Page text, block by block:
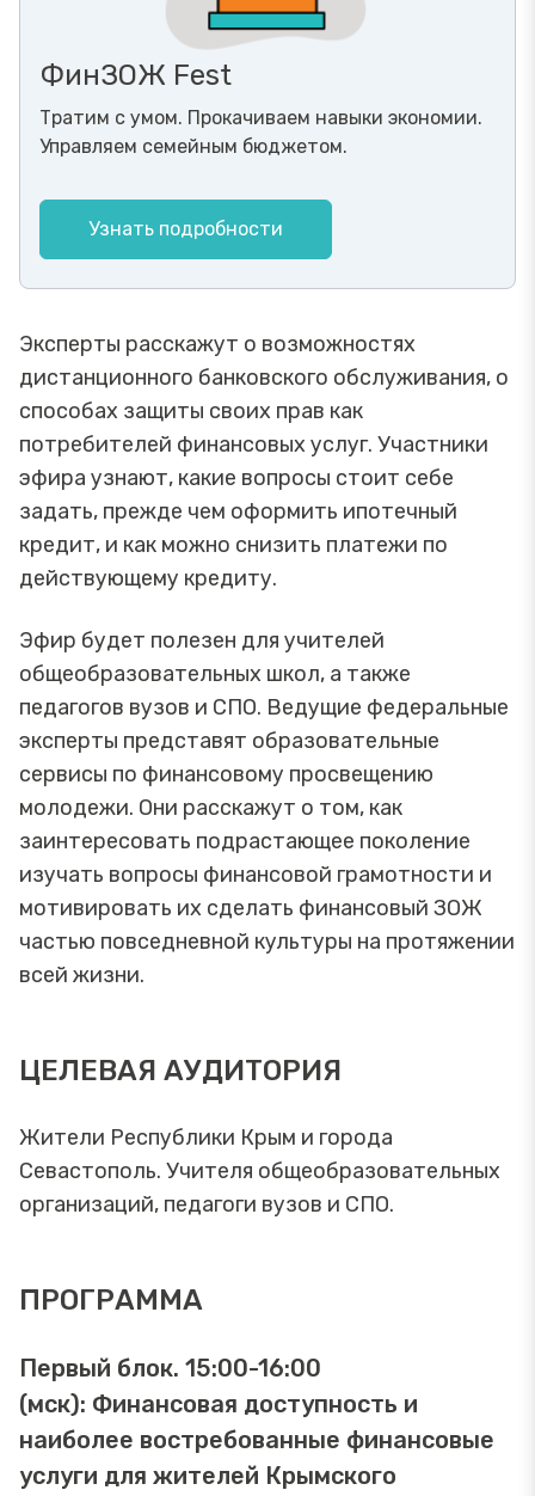
ФинЗОЖ Fest
Тратим с умом. Прокачиваем навыки экономии.
Управляем семейным бюджетом.
Узнать подробности
Эксперты расскажут о возможностях
дистанционного банковского обслуживания, о
способах защиты своих прав как
потребителей финансовых услуг. Участники
эфира узнают, какие вопросы стоит себе
задать, прежде чем оформить ипотечный
кредит, и как можно снизить платежи по
действующему кредиту.
Эфир будет полезен для учителей
общеобразовательных школ, а также
педагогов вузов и СПО. Ведущие федеральные
эксперты представят образовательные
сервисы по финансовому просвещению
молодежи. Они расскажут о том, как
заинтересовать подрастающее поколение
изучать вопросы финансовой грамотности и
мотивировать их сделать финансовый ЗОЖ
частью повседневной культуры на протяжении
всей жизни.
ЦЕЛЕВАЯ АУДИТОРИЯ
Жители Республики Крым и города
Севастополь. Учителя общеобразовательных
организаций, педагоги вузов и СПО.
ПРОГРАММА
Первый блок. 15:00-16:00
(мск): Финансовая доступность и
наиболее востребованные финансовые
услуги для жителей Крымского